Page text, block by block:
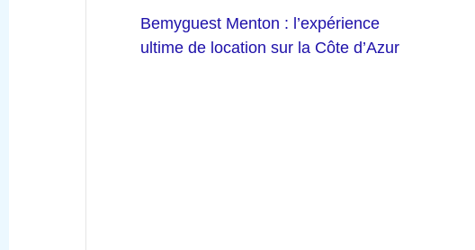
Bemyguest Menton : l’expérience
ultime de location sur la Côte d’Azur